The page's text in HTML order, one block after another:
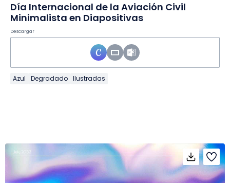
Día Internacional de la Aviación Civil
Minimalista en Diapositivas
Descargar
Azul Degradado Ilustradas